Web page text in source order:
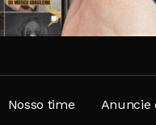
Nosso time Anuncie